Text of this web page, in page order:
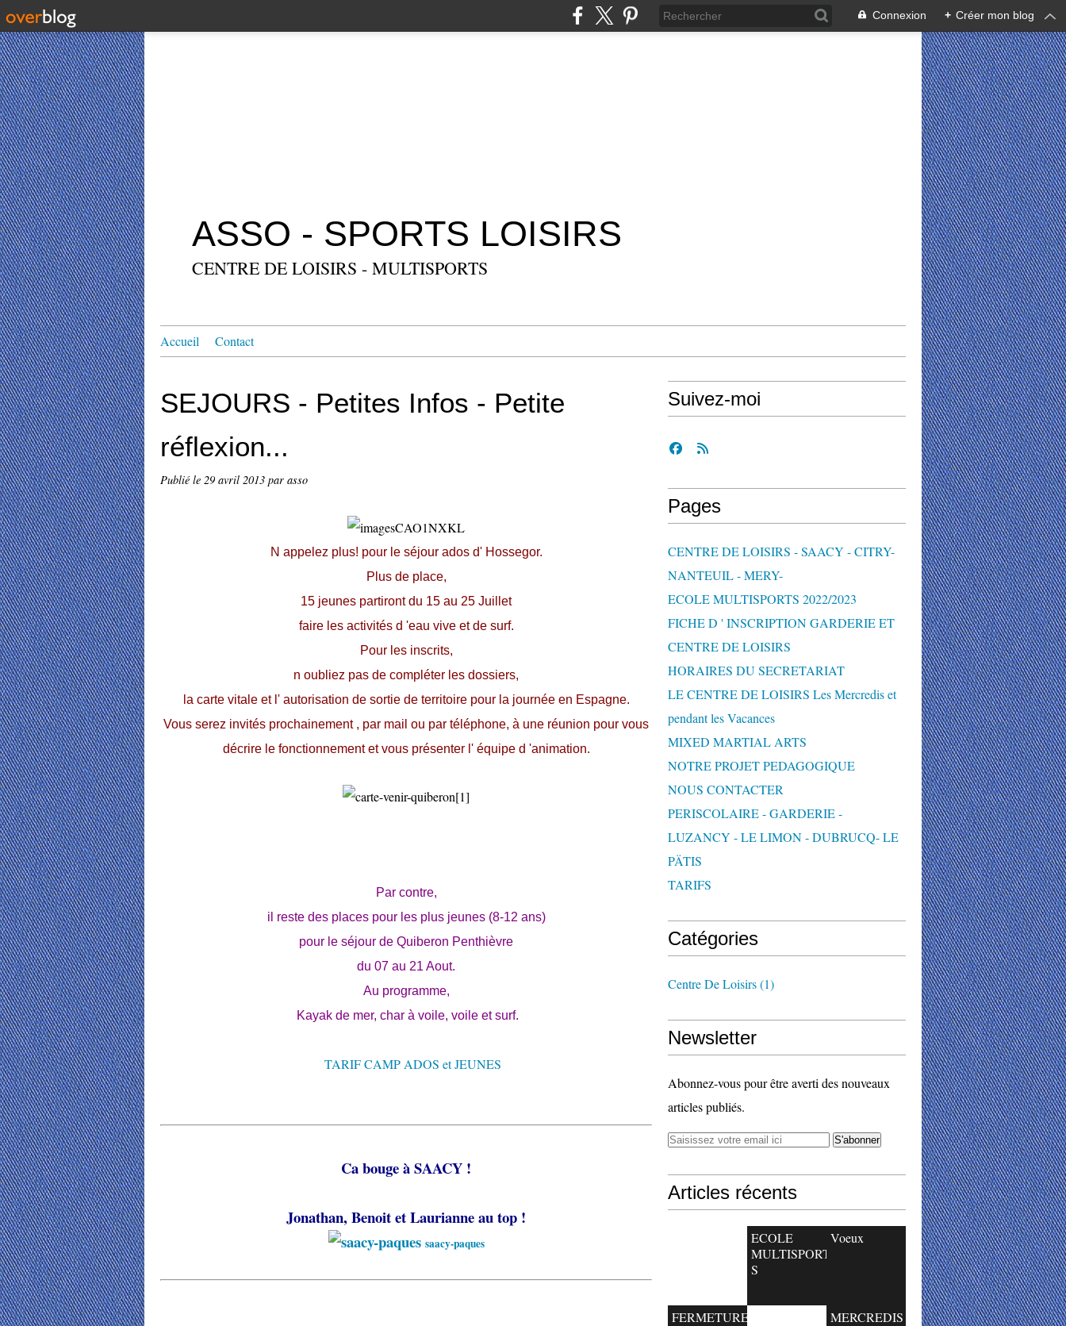
Connexion + Créer mon blog
ASSO - SPORTS LOISIRS
CENTRE DE LOISIRS - MULTISPORTS
Accueil Contact
SEJOURS - Petites Infos - Petite
réflexion...
Publié le 29 avril 2013 par asso
N appelez plus! pour le séjour ados d' Hossegor.
Plus de place,
15 jeunes partiront du 15 au 25 Juillet
faire les activités d 'eau vive et de surf.
Pour les inscrits,
n oubliez pas de compléter les dossiers,
la carte vitale et l' autorisation de sortie de territoire pour la journée en Espagne.
Vous serez invités prochainement , par mail ou par téléphone, à une réunion pour vous
décrire le fonctionnement et vous présenter l' équipe d 'animation.
Par contre,
il reste des places pour les plus jeunes (8-12 ans)
pour le séjour de Quiberon Penthièvre
du 07 au 21 Aout.
Au programme,
Kayak de mer, char à voile, voile et surf.
TARIF CAMP ADOS et JEUNES
Ca bouge à SAACY !
Jonathan, Benoit et Laurianne au top !
saacy-paques
Suivez-moi
Pages
CENTRE DE LOISIRS - SAACY - CITRY-
NANTEUIL - MERY-
ECOLE MULTISPORTS 2022/2023
FICHE D ' INSCRIPTION GARDERIE ET
CENTRE DE LOISIRS
HORAIRES DU SECRETARIAT
LE CENTRE DE LOISIRS Les Mercredis et
pendant les Vacances
MIXED MARTIAL ARTS
NOTRE PROJET PEDAGOGIQUE
NOUS CONTACTER
PERISCOLAIRE - GARDERIE -
LUZANCY - LE LIMON - DUBRUCQ- LE
PÄTIS
TARIFS
Catégories
Centre De Loisirs(1)
Newsletter
Abonnez-vous pour être averti des nouveaux
articles publiés.
Articles récents
ECOLE
MULTISPORT
S
Voeux
FERMETURE MERCREDIS